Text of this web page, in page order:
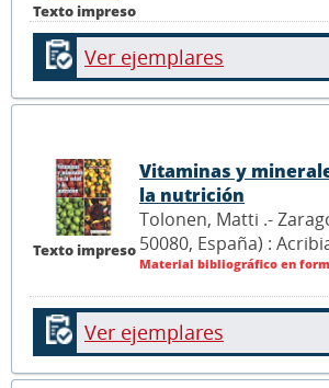
Texto impreso
Ver ejemplares
Texto impreso
Vitaminas y
la nutrición
Tolonen, Matti .-
50080, España) :
Material bibliográfico en
Ver ejemplares